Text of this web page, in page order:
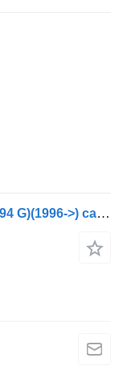
Luna lateral para Scania Serie 4 (P/R 94 G)(1996->) camión